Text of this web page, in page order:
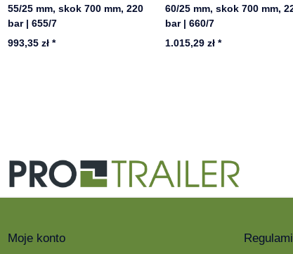
55/25 mm, skok 700 mm, 220
bar | 655/7
993,35 zł*
60/25 mm, skok 700 mm,
bar | 660/7
1.015,29 zł*
Moje konto